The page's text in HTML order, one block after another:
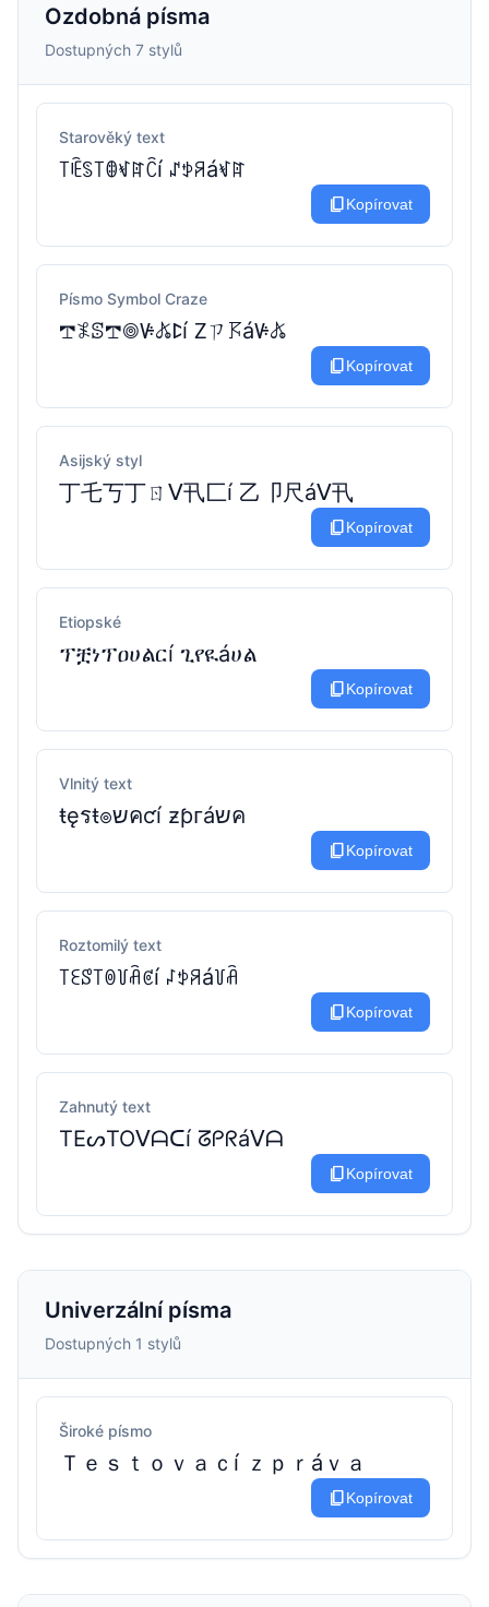
Ozdobná písma
Dostupných 7 stylů
Starověký text
꓄ꍟꌗ꓄ꂦꃴꍏꉓí ꁴꉣꋪáꃴꍏ
content_copyKopírovat
Písmo Symbol Craze
𖢧𖤟ꕷ𖢧𖣠ꚴ𖤬ꛕí ꛉㄗ𖦪áꚴ𖤬
content_copyKopírovat
Asijský styl
丁乇丂丁ㄖᐯ卂匚í 乙卩尺áᐯ卂
content_copyKopírovat
Etiopské
ፕቿነፕዐሀልርí ጊየዪáሀል
content_copyKopírovat
Vlnitý text
ŧęรŧ๏שคƈí ƶƥᴦáשค
content_copyKopírovat
Roztomilý text
꓄ꏂꑄ꓄ꉻ꒦ꋫꏳí ꒗ꉣꋪá꒦ꋫ
content_copyKopírovat
Zahnutý text
TEᔕTOᐯᗩᑕí ᘔᑭᖇáᐯᗩ
content_copyKopírovat
Univerzální písma
Dostupných 1 stylů
Široké písmo
Ｔｅｓｔｏｖａｃí ｚｐｒáｖａ
content_copyKopírovat